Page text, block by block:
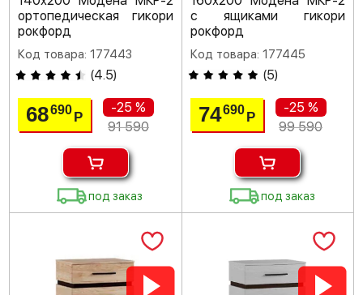
ортопедическая гикори
рокфорд
Код товара: 177443
(4.5)
68690Р
-25 %
91 590
под заказ
с ящиками гикори
рокфорд
Код товара: 177445
(5)
74690 Р
-25 %
99 590
под заказ